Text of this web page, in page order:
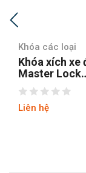
Khóa các loại
Khóa xích xe
Master Lock
Liên hệ